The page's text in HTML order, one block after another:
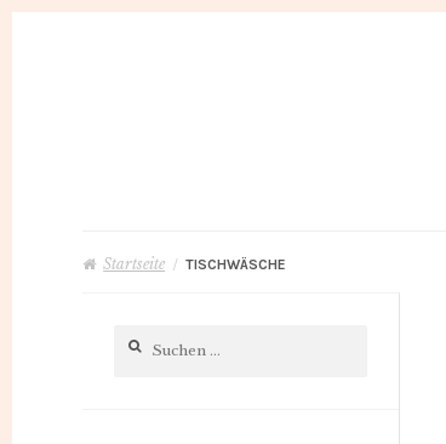
Skip
Skip
Startseite / TISCHWÄSCHE
Suchen